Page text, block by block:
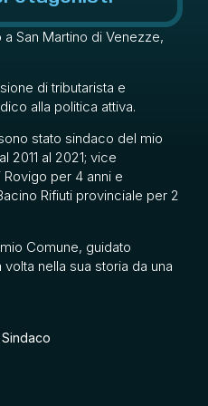
San Martino di Venezze,
di tributarista e
alla politica attiva.
stato sindaco del mio
2011 al 2021; vice
per 4 anni e
Rifiuti provinciale per 2
Comune, guidato
nella sua storia da una